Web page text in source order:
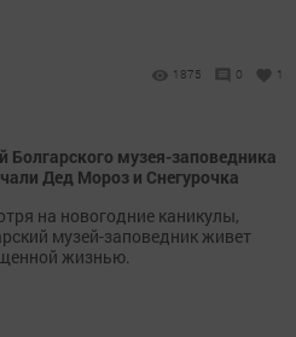
1875 0 1
Болгарского музея-заповедника
Дед Мороз и Снегурочка
на новогодние каникулы,
музей-заповедник живет
жизнью.